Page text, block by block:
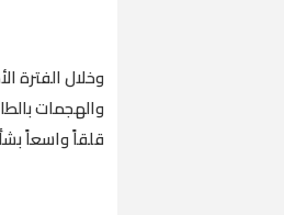
وخلال الفترة
والهجمات
قلقاً واسعاً